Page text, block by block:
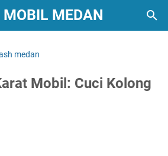
MOBIL MEDAN
medan
Mobil: Cuci Kolong